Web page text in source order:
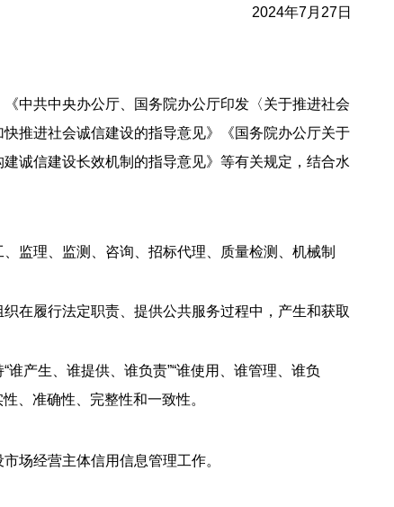
2024年7月27日
中共中央办公厅、国务院办公厅印发〈关于推进社会
推进社会诚信建设的指导意见》《国务院办公厅关于
诚信建设长效机制的指导意见》等有关规定，结合水
监理、监测、咨询、招标代理、质量检测、机械制
在履行法定职责、提供公共服务过程中，产生和获取
产生、谁提供、谁负责”“谁使用、谁管理、谁负
、准确性、完整性和一致性。
场经营主体信用信息管理工作。